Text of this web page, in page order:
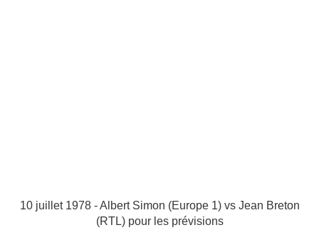
10 juillet 1978 - Albert Simon (Europe 1) vs Jean Breton
(RTL) pour les prévisions